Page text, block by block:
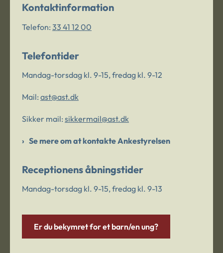
Kontaktinformation
Telefon: 33 41 12 00
Telefontider
Mandag-torsdag kl. 9-15, fredag kl. 9-12
Mail: ast@ast.dk
Sikker mail: sikkermail@ast.dk
Se mere om at kontakte Ankestyrelsen
Receptionens åbningstider
Mandag-torsdag kl. 9-15, fredag kl. 9-13
Er du bekymret for et barn/en ung?